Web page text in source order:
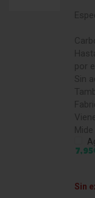
por
Sin
7,95
Sin